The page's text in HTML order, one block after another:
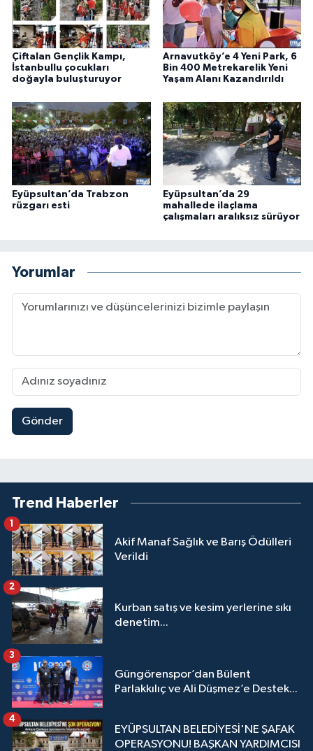
Çiftalan Gençlik Kampı,
İstanbullu çocukları
doğayla buluşturuyor
Arnavutköy’e 4 Yeni Park, 6
Bin 400 Metrekarelik Yeni
Yaşam Alanı Kazandırıldı
Eyüpsultan’da Trabzon
rüzgarı esti
Eyüpsultan’da 29
mahallede ilaçlama
çalışmaları aralıksız sürüyor
Yorumlar
Gönder
Trend Haberler
Akif Manaf Sağlık ve Barış Ödülleri
Verildi
1
Kurban satış ve kesim yerlerine sıkı
denetim...
2
Güngörenspor’dan Bülent
Parlakkılıç ve Ali Düşmez’e Destek...
3
EYÜPSULTAN BELEDİYESİ'NE ŞAFAK
OPERASYONU! BAŞKAN YARDIMCISI
4